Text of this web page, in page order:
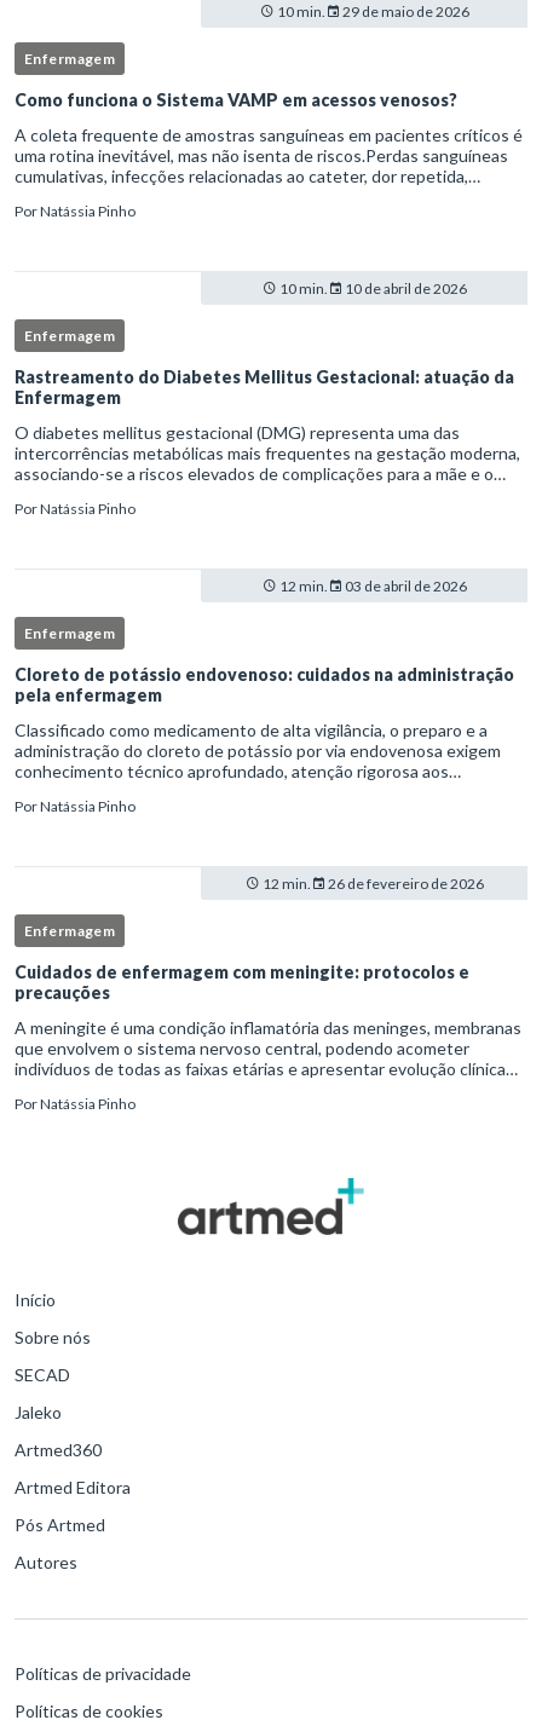
10 min. 29 de maio de 2026
Enfermagem
Como funciona o Sistema VAMP em acessos venosos?
A coleta frequente de amostras sanguíneas em pacientes críticos é
uma rotina inevitável, mas não isenta de riscos.Perdas sanguíneas
cumulativas, infecções relacionadas ao cateter, dor repetida,
PorNatássia Pinho
10 min. 10 de abril de 2026
Enfermagem
Rastreamento do Diabetes Mellitus Gestacional: atuação da
Enfermagem
O diabetes mellitus gestacional (DMG) representa uma das
intercorrências metabólicas mais frequentes na gestação moderna,
associando-se a riscos elevados de complicações para a mãe e o
enferm
PorNatássia Pinho
12 min. 03 de abril de 2026
Enfermagem
Cloreto de potássio endovenoso: cuidados na administração
pela enfermagem
Classificado como medicamento de alta vigilância, o preparo e a
administração do cloreto de potássio por via endovenosa exigem
conhecimento técnico aprofundado, atenção rigorosa aos
enfermag
PorNatássia Pinho
12 min. 26 de fevereiro de 2026
Enfermagem
Cuidados de enfermagem com meningite: protocolos e
precauções
A meningite é uma condição inflamatória das meninges, membranas
que envolvem o sistema nervoso central, podendo acometer
indivíduos de todas as faixas etárias e apresentar evolução clínica
PorNatássia Pinho
Início
Sobre nós
SECAD
Jaleko
Artmed360
Artmed Editora
Pós Artmed
Autores
Políticas de privacidade
Políticas de cookies